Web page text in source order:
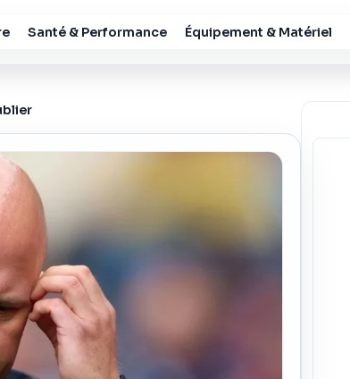
Santé & Performance Équipement & Matériel